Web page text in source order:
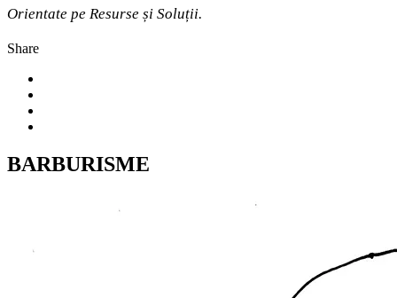
Orientate pe Resurse și Soluții.
Share
BARBURISME